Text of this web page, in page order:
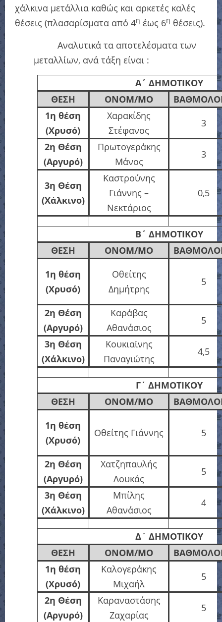
χάλκινα μετάλλια καθώς και αρκετές καλές
θέσεις (πλασαρίσματα από 4η έως 6η θέσεις).
Αναλυτικά τα αποτελέσματα των
μεταλλίων, ανά τάξη είναι :
Α΄ ΔΗΜΟΤΙΚΟΥ
ΘΕΣΗ
ΟΝΟΜ/ΜΟ
1η θέση
(Χρυσό)
Χαρακίδης
Στέφανος
3
2η Θέση
(Αργυρό)
Πρωτογεράκης
Μάνος
3
3η Θέση
(Χάλκινο)
Καστρούνης
Γιάννης –
Νεκτάριος
0,5
Β΄ ΔΗΜΟΤΙΚΟΥ
ΘΕΣΗ
ΟΝΟΜ/ΜΟ
1η θέση
(Χρυσό)
Οθείτης
Δημήτρης
5
2η Θέση
(Αργυρό)
Καράβας
Αθανάσιος
5
3η Θέση
(Χάλκινο)
Κουκιαϊνης
Παναγιώτης
4,5
Γ΄ ΔΗΜΟΤΙΚΟΥ
ΘΕΣΗ
ΟΝΟΜ/ΜΟ
1η θέση
(Χρυσό)
Οθείτης Γιάννης 5
2η Θέση
(Αργυρό)
Χατζηπαυλής
Λουκάς
5
3η Θέση
(Χάλκινο)
Μπίλης
Αθανάσιος
4
Δ΄ ΔΗΜΟΤΙΚΟΥ
ΘΕΣΗ
ΟΝΟΜ/ΜΟ
1η θέση
(Χρυσό)
Καλογεράκης
Μιχαήλ
5
2η Θέση
(Αργυρό)
Καραναστάσης
Ζαχαρίας
5